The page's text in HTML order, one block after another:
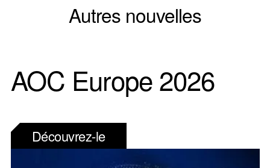
Autres nouvelles
AOC Europe 2026
Découvrez-le